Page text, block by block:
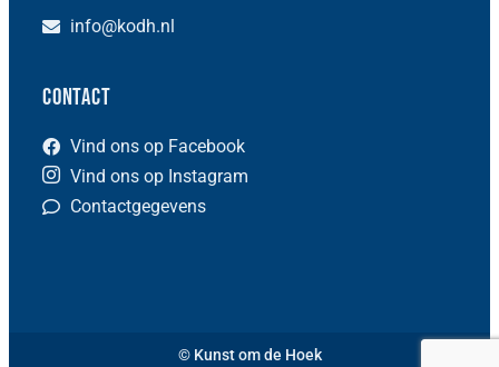
info@kodh.nl
Contact
Vind ons op Facebook
Vind ons op Instagram
Contactgegevens
© Kunst om de Hoek